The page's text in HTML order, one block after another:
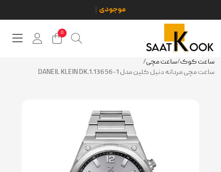
0
ساعت کوک/ساعت مچی/
ساعت مچی مردانه دنیل کلین مدل DANEIL KLEIN DK.1.13656-1